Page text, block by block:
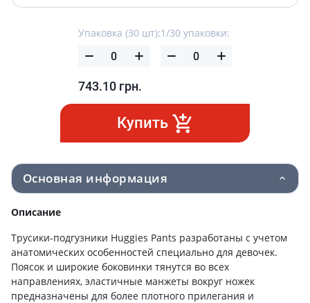
Упаковка (30 шт):
743.10 грн.
1/30 упаковки:
Купить
Основная информация
Описание
Трусики-подгузники Huggies Pants разработаны с учетом
анатомических особенностей специально для девочек.
Поясок и широкие боковинки тянутся во всех
направлениях, эластичные манжеты вокруг ножек
предназначены для более плотного прилегания и